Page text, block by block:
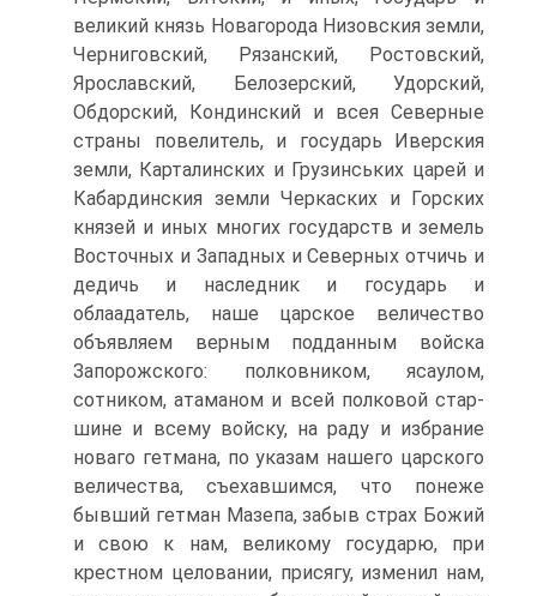
великий князь Новагорода Низовския земли,
Черниговский, Рязанский, Ростовский,
Ярославский, Белозерский, Удорский,
Обдорский, Кондинский и всея Северные
страны пове­литель, и государь Иверския
земли, Карталинских и Грузинських царей и
Кабардинския земли Черкаских и Горских
князей и иных многих государств и земель
Восточных и Западных и Северных отчичь и
дедичь и наследник и государь и
облаадатель, наше царское величество
объявляем верным подданным войска
Запорожского: полковником, ясаулом,
сотником, атаманом и всей полковой стар­
шине и всему войску, на раду и избрание
новаго гетмана, по указам нашего царского
величества, съехавшимся, что понеже
бывший гетман Мазепа, забыв страх Божий
и свою к нам, великому государю, при
крестном целовании, присягу, изменил нам,